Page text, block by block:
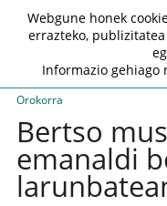
Orokorra
Bertso
emanaldi
Webgune honek
errazteko,
Informazio gehiago